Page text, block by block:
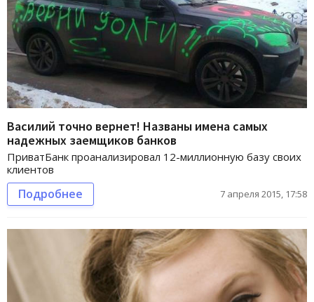
Василий точно вернет! Названы имена самых
надежных заемщиков банков
ПриватБанк проанализировал 12-миллионную базу своих
клиентов
Подробнее 7 апреля 2015, 17:58